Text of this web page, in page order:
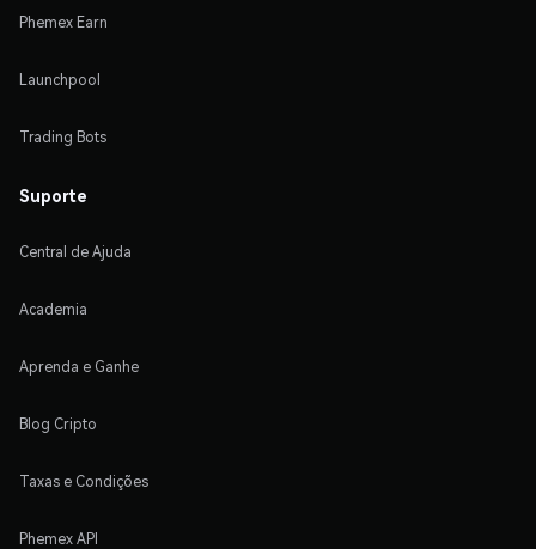
Phemex Earn
Launchpool
Trading Bots
Suporte
Central de Ajuda
Academia
Aprenda e Ganhe
Blog Cripto
Taxas e Condições
Phemex API